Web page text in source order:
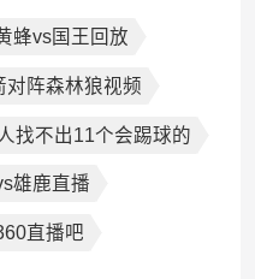
蜂vs国王回放
对阵森林狼视频
找不出11个会踢球的
雄鹿直播
直播吧